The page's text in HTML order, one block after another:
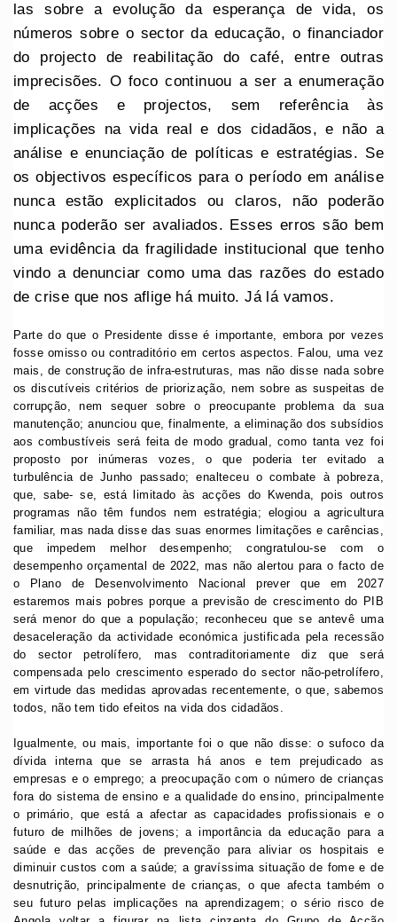
las sobre a evolução da esperança de vida, os
números sobre o sector da educação, o financiador
do projecto de reabilitação do café, entre outras
imprecisões. O foco continuou a ser a enumeração
de acções e projectos, sem referência às
implicações na vida real e dos cidadãos, e não a
análise e enunciação de políticas e estratégias. Se
os objectivos específicos para o período em análise
nunca estão explicitados ou claros, não poderão
nunca poderão ser avaliados. Esses erros são bem
uma evidência da fragilidade institucional que tenho
vindo a denunciar como uma das razões do estado
de crise que nos aflige há muito. Já lá vamos.
Parte do que o Presidente disse é importante, embora por vezes
fosse omisso ou contraditório em certos aspectos. Falou, uma vez
mais, de construção de infra-estruturas, mas não disse nada sobre
os discutíveis critérios de priorização, nem sobre as suspeitas de
corrupção, nem sequer sobre o preocupante problema da sua
manutenção; anunciou que, finalmente, a eliminação dos subsídios
aos combustíveis será feita de modo gradual, como tanta vez foi
proposto por inúmeras vozes, o que poderia ter evitado a
turbulência de Junho passado; enalteceu o combate à pobreza,
que, sabe- se, está limitado às acções do Kwenda, pois outros
programas não têm fundos nem estratégia; elogiou a agricultura
familiar, mas nada disse das suas enormes limitações e carências,
que impedem melhor desempenho; congratulou-se com o
desempenho orçamental de 2022, mas não alertou para o facto de
o Plano de Desenvolvimento Nacional prever que em 2027
estaremos mais pobres porque a previsão de crescimento do PIB
será menor do que a população; reconheceu que se antevê uma
desaceleração da actividade económica justificada pela recessão
do sector petrolífero, mas contraditoriamente diz que será
compensada pelo crescimento esperado do sector não-petrolífero,
em virtude das medidas aprovadas recentemente, o que, sabemos
todos, não tem tido efeitos na vida dos cidadãos.
Igualmente, ou mais, importante foi o que não disse: o sufoco da
dívida interna que se arrasta há anos e tem prejudicado as
empresas e o emprego; a preocupação com o número de crianças
fora do sistema de ensino e a qualidade do ensino, principalmente
o primário, que está a afectar as capacidades profissionais e o
futuro de milhões de jovens; a importância da educação para a
saúde e das acções de prevenção para aliviar os hospitais e
diminuir custos com a saúde; a gravíssima situação de fome e de
desnutrição, principalmente de crianças, o que afecta também o
seu futuro pelas implicações na aprendizagem; o sério risco de